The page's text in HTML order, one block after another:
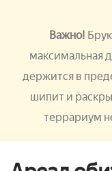
Важно!
максимальная
держится в
шипит и
террариум